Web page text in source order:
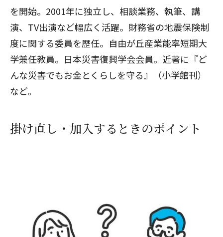
を開始。2001年に独立し、相談業務、執筆、講
演、TV出演など幅広く活躍。財務省の地震保険制
度に関する委員を歴任。自由が丘産業能率短期大
学兼任教員。日本災害復興学会会員。近著に『ど
んな災害でもお金とくらしを守る』（小学館刊）
など。
掛け直し・加入するときのポイント